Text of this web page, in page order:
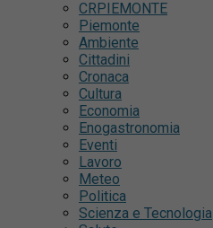
CRPIEMONTE
Piemonte
Ambiente
Cittadini
Cronaca
Cultura
Economia
Enogastronomia
Eventi
Lavoro
Meteo
Politica
Scienza e Tecnologia